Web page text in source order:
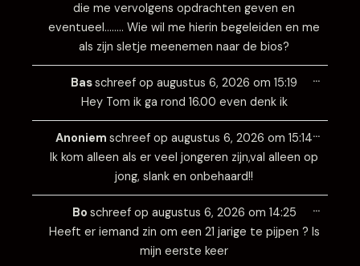
die me vervolgens opdrachten geven en
eventueel…….. Wie wil me hierin begeleiden en me
als zijn sletje meenemen naar de bios?
Basschreef op augustus 6, 2026 om 15:19
Hey Tom ik ga rond 16.00 even denk ik
…
Wissel
deze
Anoniem schreef op augustus 6, 2026 om 15:14
Ik kom alleen als er veel jongeren zijn,val alleen op
jong, slank en onbehaard!!
…
Wissel
deze
Bo schreef op augustus 6, 2026 om 14:25
Heeft er iemand zin om een 21 jarige te pijpen ? Is
mijn eerste keer
…
Wissel
deze